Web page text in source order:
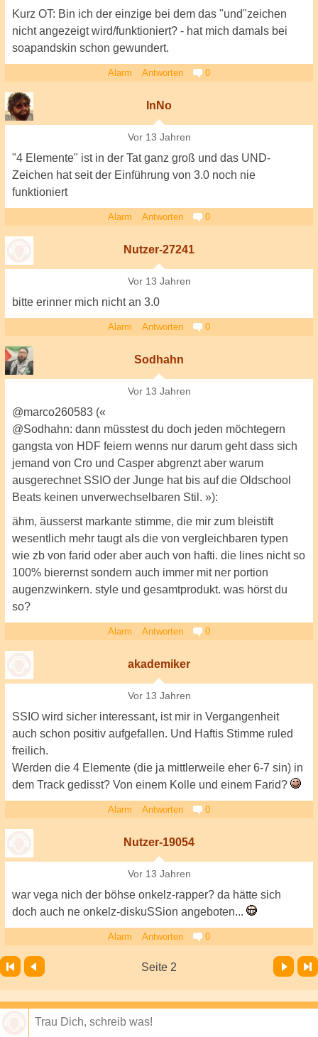
Kurz OT: Bin ich der einzige bei dem das "und"zeichen
nicht angezeigt wird/funktioniert? - hat mich damals bei
soapandskin schon gewundert.
Alarm Antworten 0
InNo
Vor 13 Jahren
"4 Elemente" ist in der Tat ganz groß und das UND-
Zeichen hat seit der Einführung von 3.0 noch nie
funktioniert
Alarm Antworten 0
Nutzer-27241
Vor 13 Jahren
bitte erinner mich nicht an 3.0
Alarm Antworten 0
Sodhahn
Vor 13 Jahren
@marco260583 («
@Sodhahn: dann müsstest du doch jeden möchtegern
gangsta von HDF feiern wenns nur darum geht dass sich
jemand von Cro und Casper abgrenzt aber warum
ausgerechnet SSIO der Junge hat bis auf die Oldschool
Beats keinen unverwechselbaren Stil. »):
ähm, äusserst markante stimme, die mir zum bleistift
wesentlich mehr taugt als die von vergleichbaren typen
wie zb von farid oder aber auch von hafti. die lines nicht so
100% bierernst sondern auch immer mit ner portion
augenzwinkern. style und gesamtprodukt. was hörst du
so?
Alarm Antworten 0
akademiker
Vor 13 Jahren
SSIO wird sicher interessant, ist mir in Vergangenheit
auch schon positiv aufgefallen. Und Haftis Stimme ruled
freilich.
Werden die 4 Elemente (die ja mittlerweile eher 6-7 sin) in
dem Track gedisst? Von einem Kolle und einem Farid?
Alarm Antworten 0
Nutzer-19054
Vor 13 Jahren
war vega nich der böhse onkelz-rapper? da hätte sich
doch auch ne onkelz-diskuSSion angeboten...
Alarm Antworten 0
Seite 2
Vor Letzte Seite